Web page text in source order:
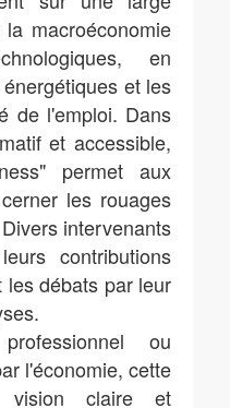
macroéconomie
en
et les
de l'emploi. Dans
et accessible,
permet aux
les rouages
intervenants
contributions
les débats par leur
ou
l'économie, cette
vision claire et